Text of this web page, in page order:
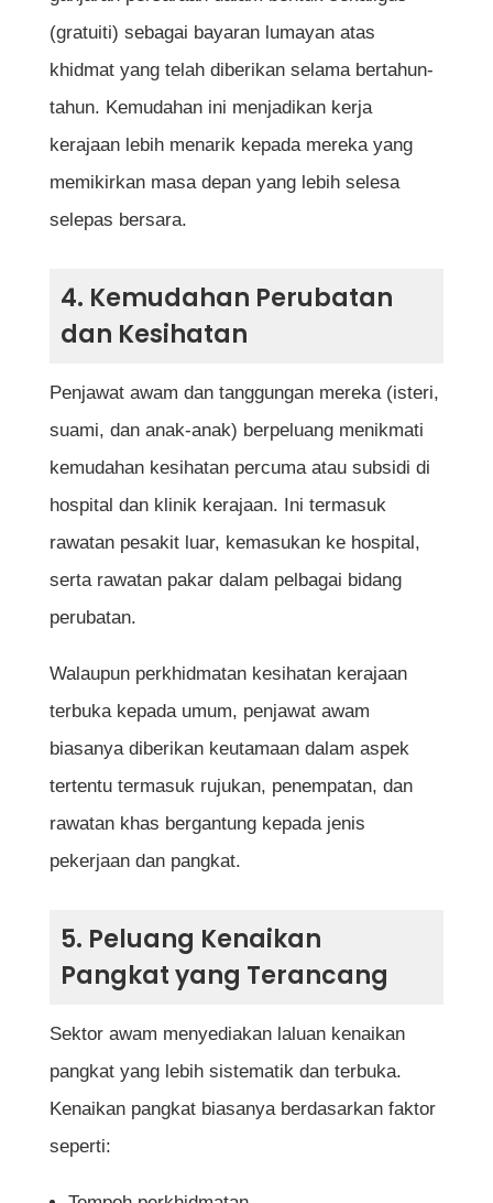
(gratuiti) sebagai bayaran lumayan atas
khidmat yang telah diberikan selama bertahun-
tahun. Kemudahan ini menjadikan kerja
kerajaan lebih menarik kepada mereka yang
memikirkan masa depan yang lebih selesa
selepas bersara.
4. Kemudahan Perubatan
dan Kesihatan
Penjawat awam dan tanggungan mereka (isteri,
suami, dan anak-anak) berpeluang menikmati
kemudahan kesihatan percuma atau subsidi di
hospital dan klinik kerajaan. Ini termasuk
rawatan pesakit luar, kemasukan ke hospital,
serta rawatan pakar dalam pelbagai bidang
perubatan.
Walaupun perkhidmatan kesihatan kerajaan
terbuka kepada umum, penjawat awam
biasanya diberikan keutamaan dalam aspek
tertentu termasuk rujukan, penempatan, dan
rawatan khas bergantung kepada jenis
pekerjaan dan pangkat.
5. Peluang Kenaikan
Pangkat yang Terancang
Sektor awam menyediakan laluan kenaikan
pangkat yang lebih sistematik dan terbuka.
Kenaikan pangkat biasanya berdasarkan faktor
seperti: